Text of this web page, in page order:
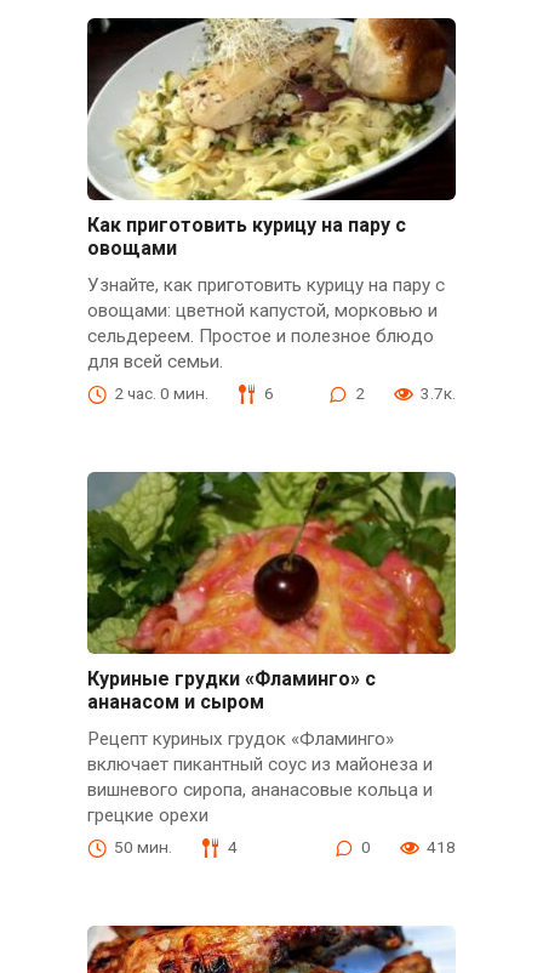
Как приготовить курицу на пару с
овощами
Узнайте, как приготовить курицу на пару с
овощами: цветной капустой, морковью и
сельдереем. Простое и полезное блюдо
для всей семьи.
2 час. 0 мин. 6 2 3.7к.
Куриные грудки «Фламинго» с
ананасом и сыром
Рецепт куриных грудок «Фламинго»
включает пикантный соус из майонеза и
вишневого сиропа, ананасовые кольца и
грецкие орехи
50 мин. 4 0 418